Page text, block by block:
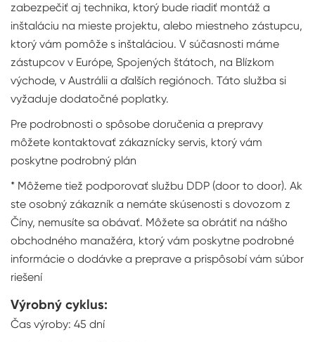
zabezpečiť aj technika, ktorý bude riadiť montáž a
inštaláciu na mieste projektu, alebo miestneho zástupcu,
ktorý vám pomôže s inštaláciou. V súčasnosti máme
zástupcov v Európe, Spojených štátoch, na Blízkom
východe, v Austrálii a ďalších regiónoch. Táto služba si
vyžaduje dodatočné poplatky.
Pre podrobnosti o spôsobe doručenia a prepravy
môžete kontaktovať zákaznícky servis, ktorý vám
poskytne podrobný plán
* Môžeme tiež podporovať službu DDP (door to door). Ak
ste osobný zákazník a nemáte skúsenosti s dovozom z
Číny, nemusíte sa obávať. Môžete sa obrátiť na nášho
obchodného manažéra, ktorý vám poskytne podrobné
informácie o dodávke a preprave a prispôsobí vám súbor
riešení
Výrobný cyklus:
Čas výroby: 45 dní